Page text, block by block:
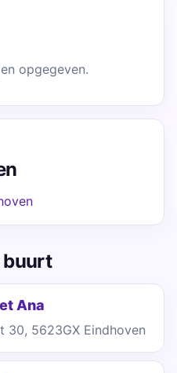
opgegeven.
buurt
Ana
30, 5623GX Eindhoven